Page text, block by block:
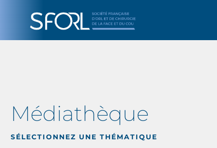
Médiathèque
SÉLECTIONNEZ UNE THÉMATIQUE